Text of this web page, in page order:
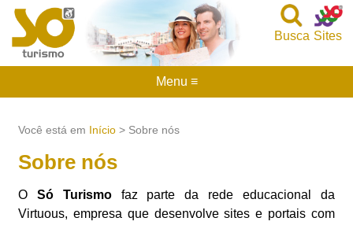
Sites
Busca
Você está em Início > Sobre nós
Sobre nós
OSó Turismofaz parte da rede educacional da
Virtuous, empresa que desenvolve sites e portais com